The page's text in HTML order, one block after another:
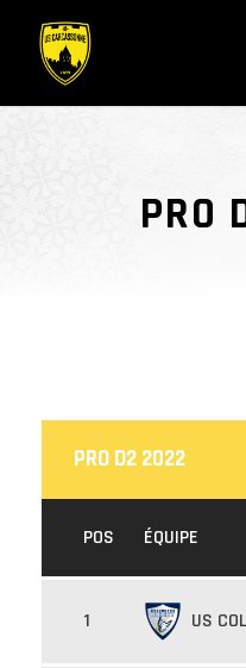
PRO
PRO D2 2022
POS ÉQUIPE
1 US